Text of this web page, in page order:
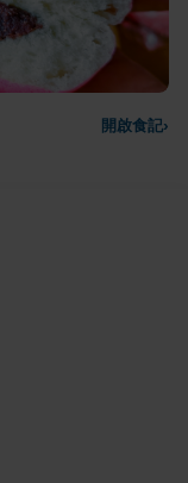
開啟食記›